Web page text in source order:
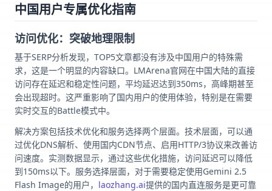
中国用户专属优化指南
访问优化：突破地理限制
基于SERP分析发现，TOP5文章都没有涉及中国用户的特殊需
求，这是一个明显的内容缺口。LMArena官网在中国大陆的直接
访问存在延迟和稳定性问题，平均延迟达到350ms，高峰期甚至
会出现超时。这严重影响了国内用户的使用体验，特别是在需要
实时交互的Battle模式中。
解决方案包括技术优化和服务选择两个层面。技术层面，可以通
过优化DNS解析、使用国内CDN节点、启用HTTP/3协议来改善访
问速度。实测数据显示，通过这些优化措施，访问延迟可以降低
到150ms以下。服务选择层面，对于需要稳定使用Gemini 2.5
Flash Image的用户， laozhang.ai提供的国内直连服务是更可靠